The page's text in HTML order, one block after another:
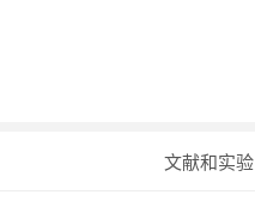
文献和实验